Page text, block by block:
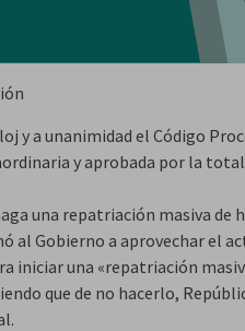
y a unanimidad el Código
y aprobada por la
una repatriación masiva de
al Gobierno a aprovechar el
iniciar una «repatriación
que de no hacerlo,